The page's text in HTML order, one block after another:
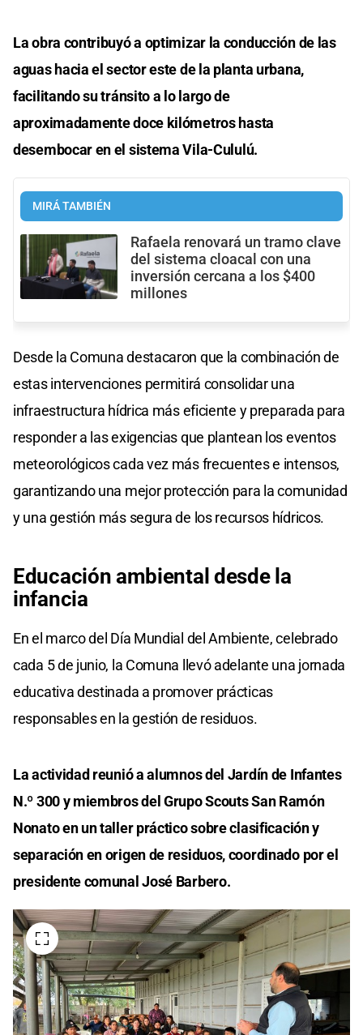
La obra contribuyó a optimizar la conducción de las
aguas hacia el sector este de la planta urbana,
facilitando su tránsito a lo largo de
aproximadamente doce kilómetros hasta
desembocar en el sistema Vila-Cululú.
MIRÁ TAMBIÉN
Rafaela renovará un tramo clave
del sistema cloacal con una
inversión cercana a los $400
millones
Desde la Comuna destacaron que la combinación de
estas intervenciones permitirá consolidar una
infraestructura hídrica más eficiente y preparada para
responder a las exigencias que plantean los eventos
meteorológicos cada vez más frecuentes e intensos,
garantizando una mejor protección para la comunidad
y una gestión más segura de los recursos hídricos.
Educación ambiental desde la
infancia
En el marco del Día Mundial del Ambiente, celebrado
cada 5 de junio, la Comuna llevó adelante una jornada
educativa destinada a promover prácticas
responsables en la gestión de residuos.
La actividad reunió a alumnos del Jardín de Infantes
N.º 300 y miembros del Grupo Scouts San Ramón
Nonato en un taller práctico sobre clasificación y
separación en origen de residuos, coordinado por el
presidente comunal José Barbero.